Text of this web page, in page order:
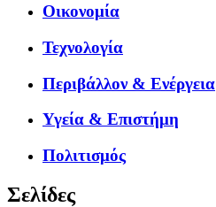
Οικονομία
Τεχνολογία
Περιβάλλον & Ενέργεια
Υγεία & Επιστήμη
Πολιτισμός
Σελίδες